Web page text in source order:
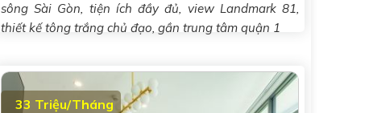
sông Sài Gòn, tiện ích đầy đủ, view Landmark 81,
thiết kế tông trắng chủ đạo, gần trung tâm quận 1
33 Triệu/Tháng